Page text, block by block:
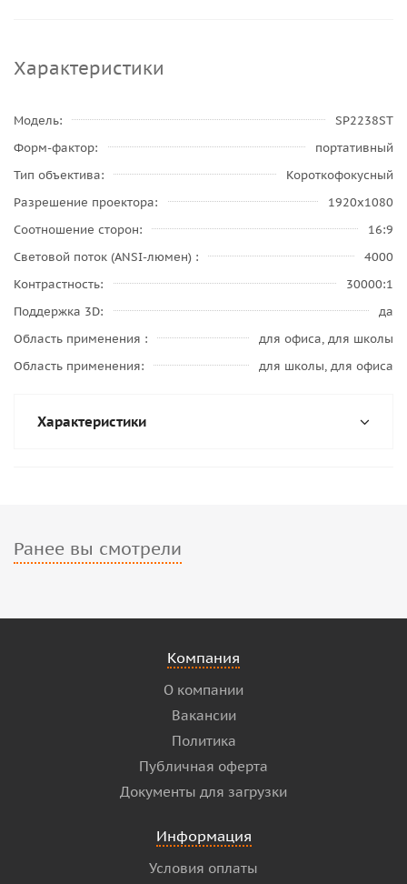
Характеристики
Модель
SP2238ST
Форм-фактор
портативный
Тип объектива
Короткофокусный
Разрешение проектора
1920x1080
Соотношение сторон
16:9
Световой поток (ANSI-люмен)
4000
Контрастность
30000:1
Поддержка 3D
да
Область применения
для офиса, для школы
Область применения
для школы, для офиса
Характеристики
Ранее вы смотрели
Компания
О компании
Вакансии
Политика
Публичная оферта
Документы для загрузки
Информация
Условия оплаты